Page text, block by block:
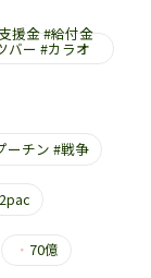
援金 #給付金
バー #カラオ
ーチン #戦争
2pac
・ 70億